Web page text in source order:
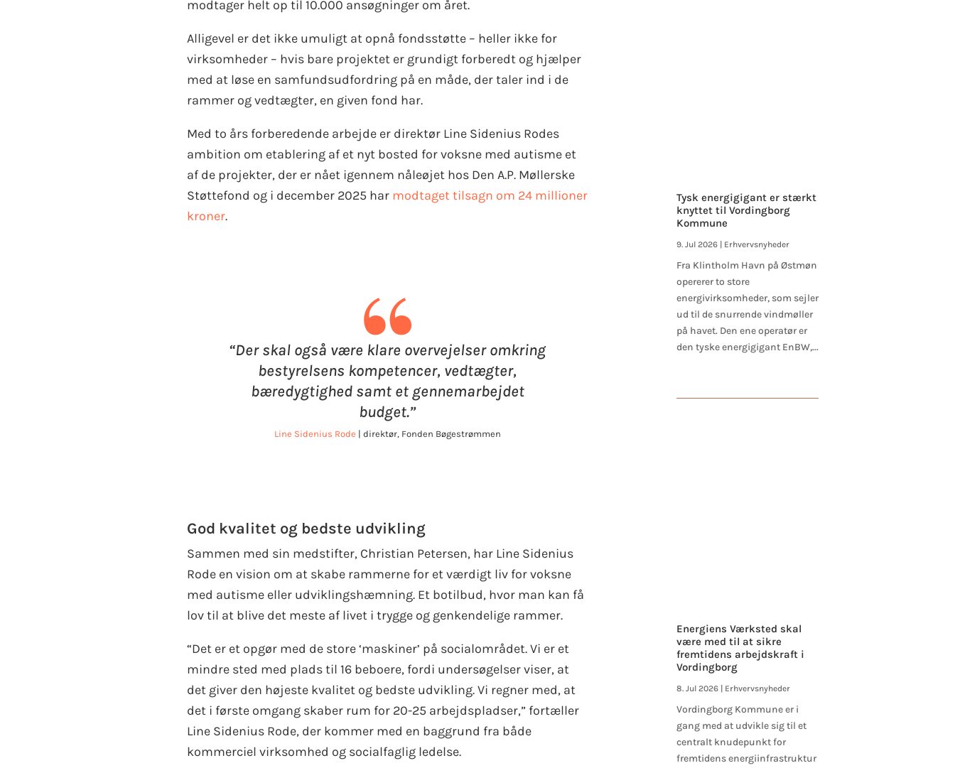
modtager helt op til 10.000 ansøgninger om året.
Alligevel er det ikke umuligt at opnå fondsstøtte – heller ikke for
virksomheder – hvis bare projektet er grundigt forberedt og hjælper
med at løse en samfundsudfordring på en måde, der taler ind i de
rammer og vedtægter, en given fond har.
Med to års forberedende arbejde er direktør Line Sidenius Rodes
ambition om etablering af et nyt bosted for voksne med autisme et
af de projekter, der er nået igennem nåleøjet hos Den A.P. Møllerske
Støttefond og i december 2025 har modtaget tilsagn om 24 millioner
kroner.
“
“Der skal også være klare overvejelser omkring
bestyrelsens kompetencer, vedtægter,
bæredygtighed samt et gennemarbejdet
budget.”
Line Sidenius Rode | direktør, Fonden Bøgestrømmen
God kvalitet og bedste udvikling
Sammen med sin medstifter, Christian Petersen, har Line Sidenius
Rode en vision om at skabe rammerne for et værdigt liv for voksne
med autisme eller udviklingshæmning. Et botilbud, hvor man kan få
lov til at blive det meste af livet i trygge og genkendelige rammer.
“Det er et opgør med de store ‘maskiner’ på socialområdet. Vi er et
mindre sted med plads til 16 beboere, fordi undersøgelser viser, at
det giver den højeste kvalitet og bedste udvikling. Vi regner med, at
det i første omgang skaber rum for 20-25 arbejdspladser,” fortæller
Line Sidenius Rode, der kommer med en baggrund fra både
kommerciel virksomhed og socialfaglig ledelse.
Tysk energigigant er stærkt
knyttet til Vordingborg
Kommune
9. Jul 2026| Erhvervsnyheder
Fra Klintholm Havn på Østmøn
opererer to store
energivirksomheder, som sejler
ud til de snurrende vindmøller
på havet. Den ene operatør er
den tyske energigigant EnBW,...
Energiens Værksted skal
være med til at sikre
fremtidens arbejdskraft i
Vordingborg
8. Jul 2026| Erhvervsnyheder
Vordingborg Kommune er i
gang med at udvikle sig til et
centralt knudepunkt for
fremtidens energiinfrastruktur